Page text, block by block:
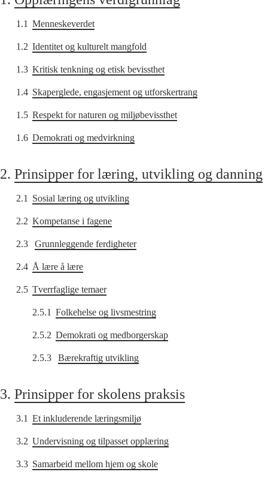
1.1 Menneskeverdet
1.2 Identitet og kulturelt mangfold
1.3 Kritisk tenkning og etisk bevissthet
1.4 Skaperglede, engasjement og utforskertrang
1.5 Respekt for naturen og miljøbevissthet
1.6 Demokrati og medvirkning
2. Prinsipper for læring, utvikling og danning
2.1 Sosial læring og utvikling
2.2 Kompetanse i fagene
2.3 Grunnleggende ferdigheter
2.4 Å lære å lære
2.5 Tverrfaglige temaer
2.5.1 Folkehelse og livsmestring
2.5.2 Demokrati og medborgerskap
2.5.3 Bærekraftig utvikling
3. Prinsipper for skolens praksis
3.1 Et inkluderende læringsmiljø
3.2 Undervisning og tilpasset opplæring
3.3 Samarbeid mellom hjem og skole